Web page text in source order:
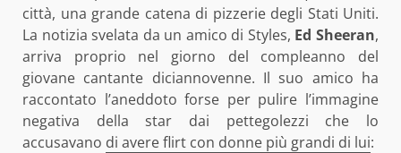
città, una grande catena di pizzerie degli Stati Uniti.
La notizia svelata da un amico di Styles, Ed Sheeran,
arriva proprio nel giorno del compleanno del
giovane cantante diciannovenne. Il suo amico ha
raccontato l’aneddoto forse per pulire l’immagine
negativa della star dai pettegolezzi che lo
accusavano di avere flirt con donne più grandi di lui: